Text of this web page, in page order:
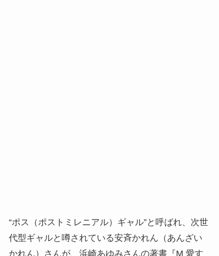
“ポス（ポストミレニアル）ギャル”と呼ばれ、次世
代型ギャルと噂されている安斉かれん（あんざい
かれん）さんが、浜崎あゆみさんの著書『M 愛す